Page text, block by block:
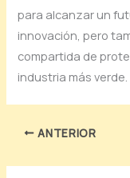
para alcanzar un
innovación, pero
compartida de
industria más verde.
ANTERIOR